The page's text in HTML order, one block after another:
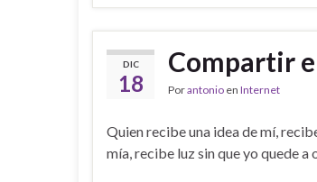
DIC
18
Compartir
Porantonio en Internet
Quien recibe una idea de mí,
mía, recibe luz sin que yo quede